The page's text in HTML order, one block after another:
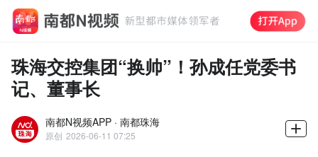
珠海交控集团“换帅”！孙成任党委书
记、董事长
南都N视频APP · 南都珠海
原创 2026-06-11 07:25